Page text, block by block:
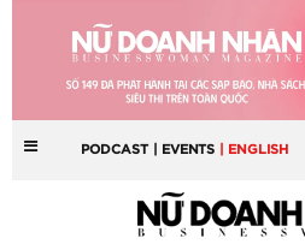
PODCAST | EVENTS | ENGLISH